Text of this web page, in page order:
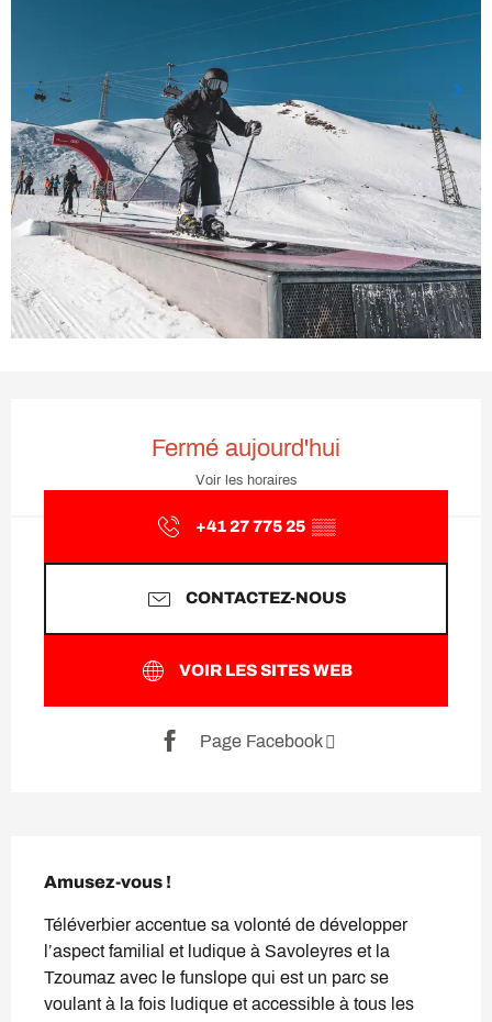
Fermé aujourd'hui
Voir les horaires
+41 27 775 25 ▒▒
CONTACTEZ-NOUS
VOIR LES SITES WEB
Page Facebook
Amusez-vous !
Téléverbier accentue sa volonté de développer
l’aspect familial et ludique à Savoleyres et la
Tzoumaz avec le funslope qui est un parc se
voulant à la fois ludique et accessible à tous les